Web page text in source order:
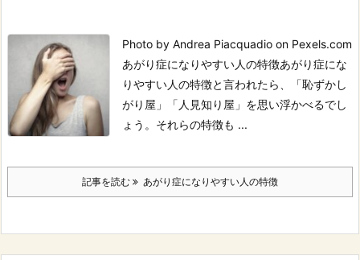
Photo by Andrea Piacquadio on Pexels.com
あがり症になりやすい人の特徴あがり症にな
りやすい人の特徴と言われたら、「恥ずかし
がり屋」「人見知り屋」を思い浮かべるでし
ょう。 それらの特徴も ...
記事を読む あがり症になりやすい人の特徴